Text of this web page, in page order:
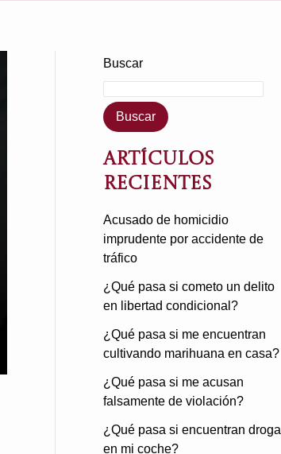
Buscar
Buscar
Artículos
recientes
Acusado de homicidio
imprudente por accidente de
tráfico
¿Qué pasa si cometo un delito
en libertad condicional?
¿Qué pasa si me encuentran
cultivando marihuana en casa?
¿Qué pasa si me acusan
falsamente de violación?
¿Qué pasa si encuentran droga
en mi coche?